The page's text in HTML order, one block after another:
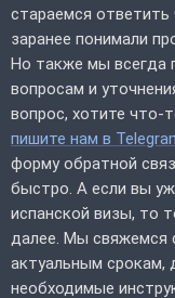
стараемся
заранее понимали
Но также мы всегда
вопросам и
вопрос, хотите что-
пишите нам в
форму обратной
быстро. А если вы
испанской визы, то
далее. Мы свяжемся
актуальным срокам,
необходимые